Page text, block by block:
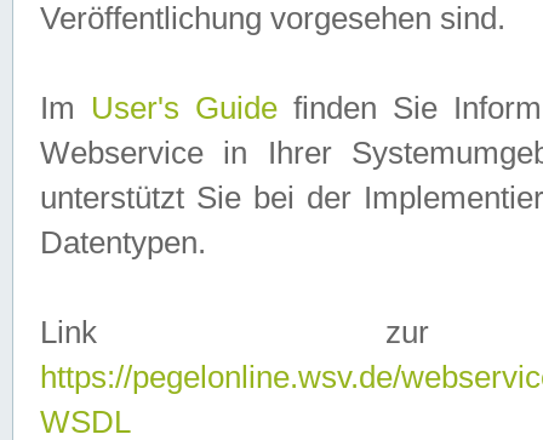
Veröffentlichung vorgesehen sind.
Im User's Guidefinden Sie
Webservice in Ihrer
unterstützt Sie bei der
Datentypen.
Link zur
https://pegelonline.wsv.de/
WSDL